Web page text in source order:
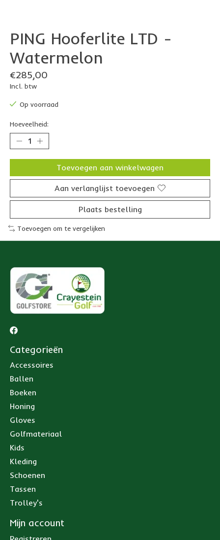
PING Hooferlite LTD -
Watermelon
€285,00
Incl. btw
Op voorraad
Hoeveelheid:
Toevoegen aan winkelwagen
Aan verlanglijst toevoegen
Plaats bestelling
Toevoegen om te vergelijken
Categorieën
Accessoires
Ballen
Boeken
Honing
Gloves
Golfmateriaal
Kids
Kleding
Schoenen
Tassen
Trolley's
Mijn account